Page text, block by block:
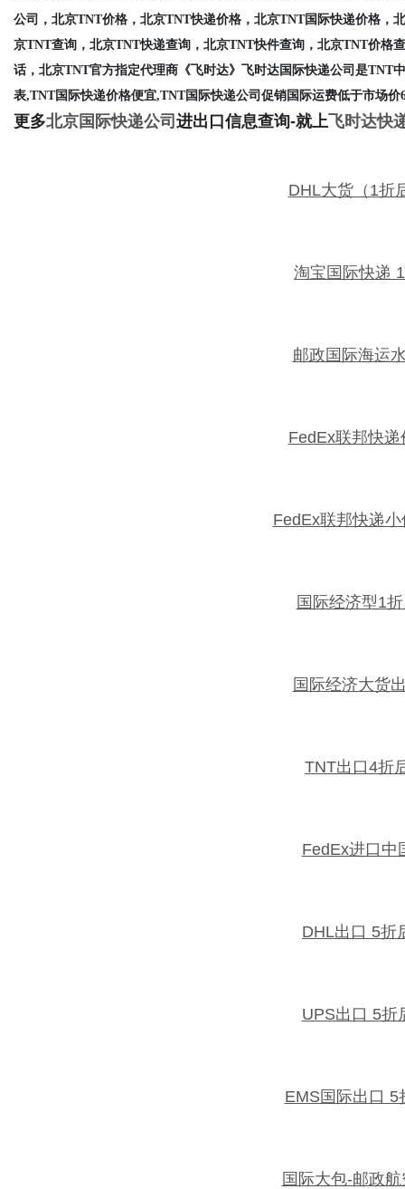
公司，北京TNT价格，北京TNT快递价格，北京TNT国际快递价格，
京TNT查询，北京TNT快递查询，北京TNT快件查询，北京TNT价格
话，北京TNT官方指定代理商《飞时达》飞时达国际快递公司是TNT
表,TNT国际快递价格便宜,TNT国际快递公司促销国际运费低于市场价
更多北京国际快递公司 进出口信息查询-就上飞时达快
DHL大货（1折
淘宝国际快递
邮政国际海运
FedEx联邦快
FedEx联邦快递
国际经济型1
国际经济大货
TNT出口4折
FedEx进口中
DHL出口 5折
UPS出口 5折
EMS国际出口 5
国际大包-邮政